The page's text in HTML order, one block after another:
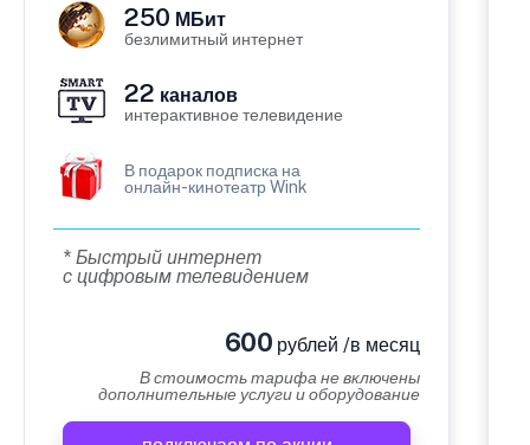
250 МБит
безлимитный интернет
22 каналов
интерактивное телевидение
В подарок подписка на
онлайн-кинотеатр Wink
* Быстрый интернет
с цифровым телевидением
600 рублей /в месяц
В стоимость тарифа не включены
дополнительные услуги и оборудование